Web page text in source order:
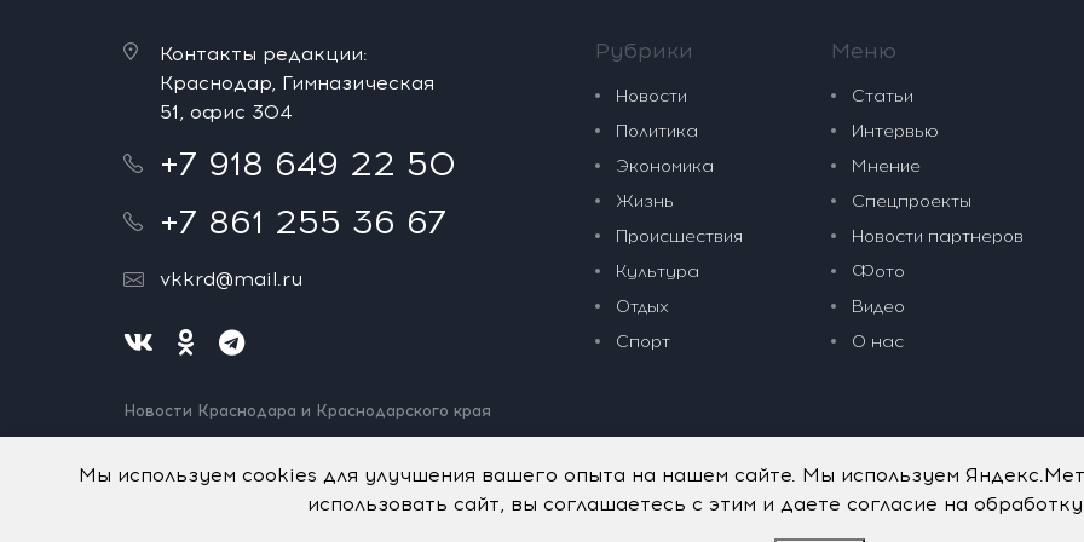
Контакты редакции:
Краснодар, Гимназическая
51, офис 304
+7 918 649 22 50
+7 861 255 36 67
vkkrd@mail.ru
Новости Краснодара и Краснодарского края
Нашли ошибку? Выделите и нажмите Ctrl+Enter.
Рубрики
Новости
Политика
Экономика
Жизнь
Происшествия
Культура
Отдых
Спорт
Меню
Статьи
Интервью
Мнение
Спецпроекты
Новости партнеров
Фото
Видео
О нас
Мы используем cookies для улучшения вашего опыта на нашем сайте. Мы используем
использовать сайт, вы соглашаетесь с этим и даете согласие на